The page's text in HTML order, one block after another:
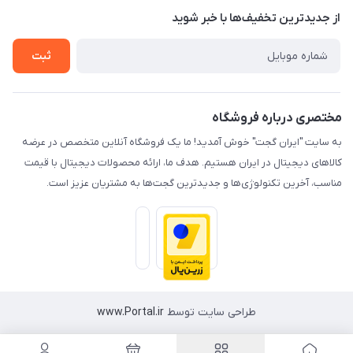
درباره ما
راهنما
از جدید‌ترین تخفیف‌ها با‌ خبر شوید
ثبت
مختصری درباره فروشگاه
به سایت "ایران گجت" خوش آمدید! ما یک فروشگاه آنلاین متخصص در عرضه
کالاهای دیجیتال در ایران هستیم. هدف ما، ارائه محصولات دیجیتال با قیمت
مناسب، آخرین تکنولوژی‌ها و جدیدترین گجت‌ها به مشتریان عزیز است.
طراحی سایت توسط www.Portal.ir